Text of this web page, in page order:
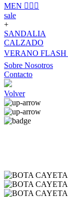
MEN 🙋🏽‍♂️
sale
+
SANDALIA
CALZADO
VERANO FLASH
Sobre Nosotros
Contacto
Volver